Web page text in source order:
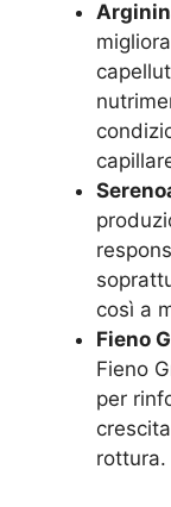
così a
Fieno
Fieno
per
rottura.